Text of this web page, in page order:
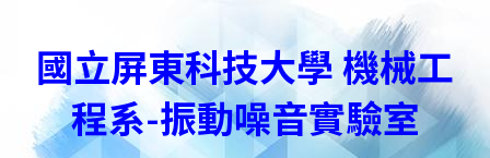
國立屏東科技大學 機械工
程系-振動噪音實驗室